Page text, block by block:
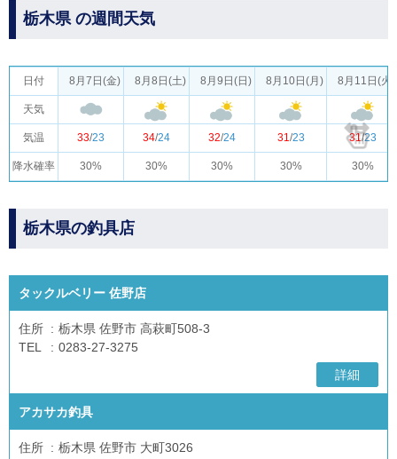
栃木県 の週間天気
日付
天気
気温
降水確率
8月7日(金) 8月8日(土) 8月9日(日) 8月10日(月) 8月11日(火)
33/23 34/24 32/24 31/23 31/23
30% 30% 30% 30% 30%
栃木県の釣具店
タックルベリー 佐野店
住所
栃木県 佐野市 高萩町508-3
TEL
0283-27-3275
詳細
アカサカ釣具
住所
栃木県 佐野市 大町3026